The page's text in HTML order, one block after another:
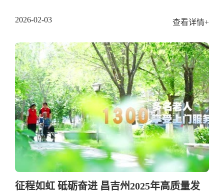
2026-02-03 查看详情+
征程如虹 砥砺奋进 昌吉州2025年高质量发